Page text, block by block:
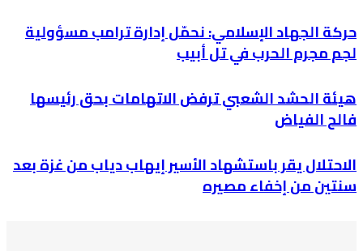
حركة الجهاد الإسلامي: نحمّل إدارة ترامب مسؤولية
لجم مجرم الحرب في تل أبيب
هيئة الحشد الشعبي ترفض الاتهامات بحق رئيسها
فالح الفياض
الاحتلال يقر باستشهاد الأسير إيهاب دياب من غزة بعد
سنتين من إخفاء مصيره